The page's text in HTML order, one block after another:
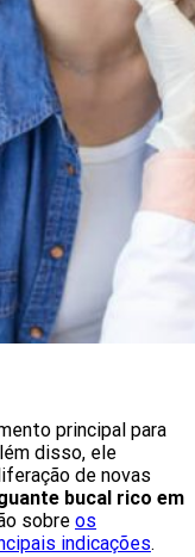
principal para
disso, ele
de novas
bucal rico em
sobre os
indicações.